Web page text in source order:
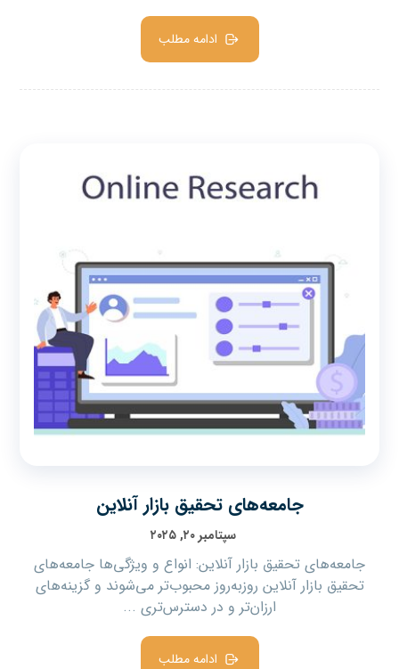
ادامه مطلب
جامعه‌های تحقیق بازار آنلاین
سپتامبر ۲۰, ۲۰۲۵
جامعه‌های تحقیق بازار آنلاین: انواع و ویژگی‌ها جامعه‌های
تحقیق بازار آنلاین روزبه‌روز محبوب‌تر می‌شوند و گزینه‌های
ارزان‌تر و در دسترس‌تری ...
ادامه مطلب